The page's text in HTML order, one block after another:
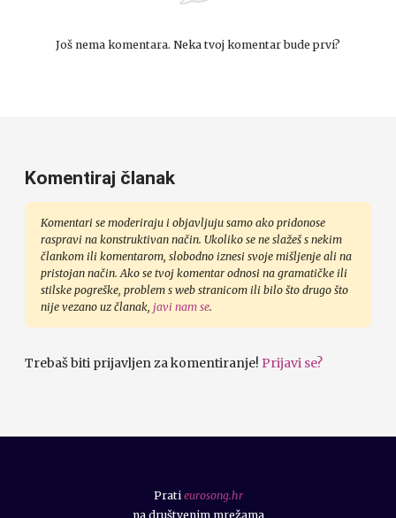
Još nema komentara. Neka tvoj komentar bude prvi?
Komentiraj članak
Komentari se moderiraju i objavljuju samo ako pridonose
raspravi na konstruktivan način. Ukoliko se ne slažeš s nekim
člankom ili komentarom, slobodno iznesi svoje mišljenje ali na
pristojan način. Ako se tvoj komentar odnosi na gramatičke ili
stilske pogreške, problem s web stranicom ili bilo što drugo što
nije vezano uz članak, javi nam se.
Trebaš biti prijavljen za komentiranje! Prijavi se?
Prati eurosong.hr
na društvenim mrežama